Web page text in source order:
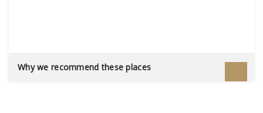
Why we recommend these places